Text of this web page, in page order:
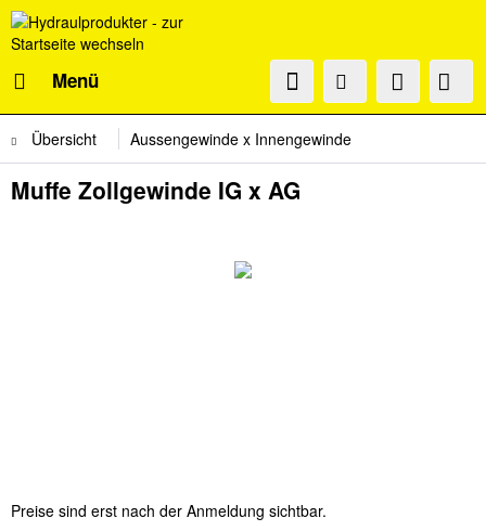
Menü
Übersicht Aussengewinde x Innengewinde
Muffe Zollgewinde IG x AG
Preise sind erst nach der Anmeldung sichtbar.